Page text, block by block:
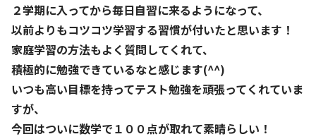
２学期に入ってから毎日自習に来るようになって、
以前よりもコツコツ学習する習慣が付いたと思います！
家庭学習の方法もよく質問してくれて、
積極的に勉強できているなと感じます(^^)
いつも高い目標を持ってテスト勉強を頑張ってくれていま
すが、
今回はついに数学で１００点が取れて素晴らしい！